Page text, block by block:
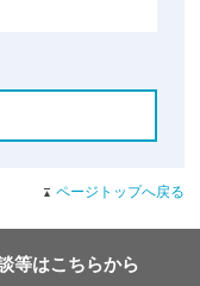
ページトップへ戻る
等はこちらから